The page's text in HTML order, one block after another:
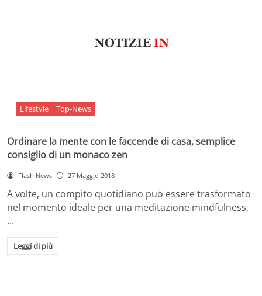
Lifestyle Top-News
Ordinare la mente con le faccende di casa, semplice
consiglio di un monaco zen
Flash News 27 Maggio 2018
A volte, un compito quotidiano può essere trasformato
nel momento ideale per una meditazione mindfulness,
…
Leggi di più